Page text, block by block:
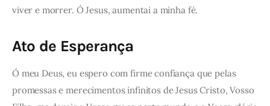
viver e morrer. Ó Jesus, aumentai a minha fé.
Ato de Esperança
Ó meu Deus, eu espero com firme confiança que pelas
promessas e merecimentos infinitos de Jesus Cristo, Vosso